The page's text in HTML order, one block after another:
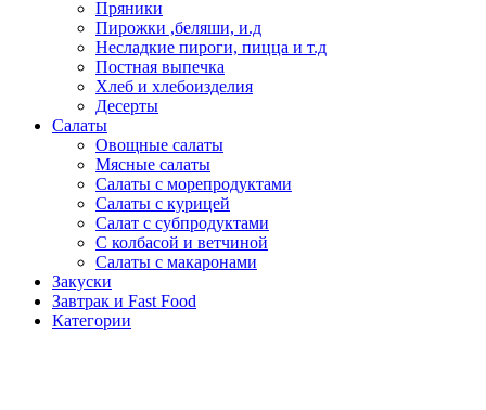
Пряники
Пирожки ,беляши, и.д
Несладкие пироги, пицца и т.д
Постная выпечка
Хлеб и хлебоизделия
Десерты
Салаты
Овощные салаты
Мясные салаты
Салаты с морепродуктами
Салаты с курицей
Салат с субпродуктами
С колбасой и ветчиной
Салаты с макаронами
Закуски
Завтрак и Fast Food
Категории